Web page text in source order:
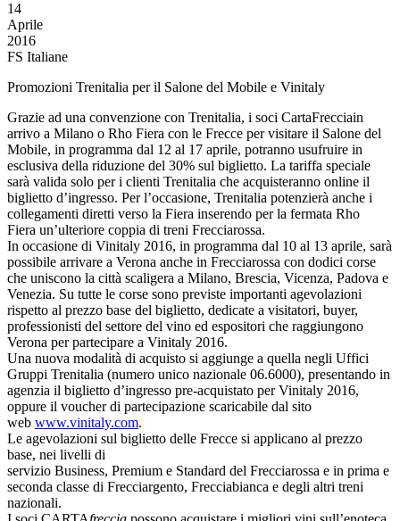
14
Aprile
2016
FS Italiane
Promozioni Trenitalia per il Salone del Mobile e Vinitaly
Grazie ad una convenzione con Trenitalia, i soci CartaFrecciain
arrivo a Milano o Rho Fiera con le Frecce per visitare il Salone del
Mobile, in programma dal 12 al 17 aprile, potranno usufruire in
esclusiva della riduzione del 30% sul biglietto. La tariffa speciale
sarà valida solo per i clienti Trenitalia che acquisteranno online il
biglietto d’ingresso. Per l’occasione, Trenitalia potenzierà anche i
collegamenti diretti verso la Fiera inserendo per la fermata Rho
Fiera un’ulteriore coppia di treni Frecciarossa.
In occasione di Vinitaly 2016, in programma dal 10 al 13 aprile, sarà
possibile arrivare a Verona anche in Frecciarossa con dodici corse
che uniscono la città scaligera a Milano, Brescia, Vicenza, Padova e
Venezia. Su tutte le corse sono previste importanti agevolazioni
rispetto al prezzo base del biglietto, dedicate a visitatori, buyer,
professionisti del settore del vino ed espositori che raggiungono
Verona per partecipare a Vinitaly 2016.
Una nuova modalità di acquisto si aggiunge a quella negli Uffici
Gruppi Trenitalia (numero unico nazionale 06.6000), presentando in
agenzia il biglietto d’ingresso pre-acquistato per Vinitaly 2016,
oppure il voucher di partecipazione scaricabile dal sito
web www.vinitaly.com.
Le agevolazioni sul biglietto delle Frecce si applicano al prezzo
base, nei livelli di
servizio Business, Premium e Standard del Frecciarossa e in prima e
seconda classe di Frecciargento, Frecciabianca e degli altri treni
nazionali.